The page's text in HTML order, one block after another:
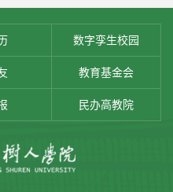
数字孪生校园
教育基金会
民办高教院